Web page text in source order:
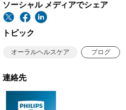
ソーシャル メディアでシェア
トピック
オーラルヘルスケア ブログ
連絡先